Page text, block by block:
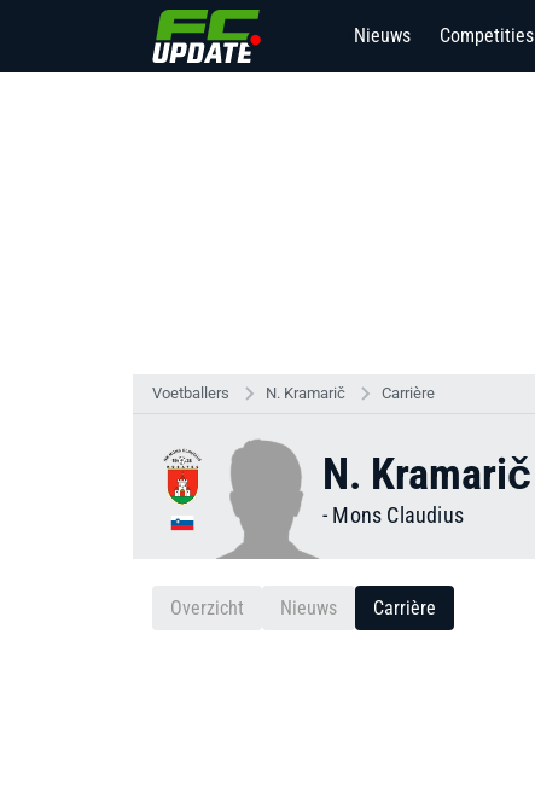
Nieuws Competities
Voetballers N. Kramarič Carrière
N. Kramarič
- Mons Claudius
Overzicht Nieuws Carrière